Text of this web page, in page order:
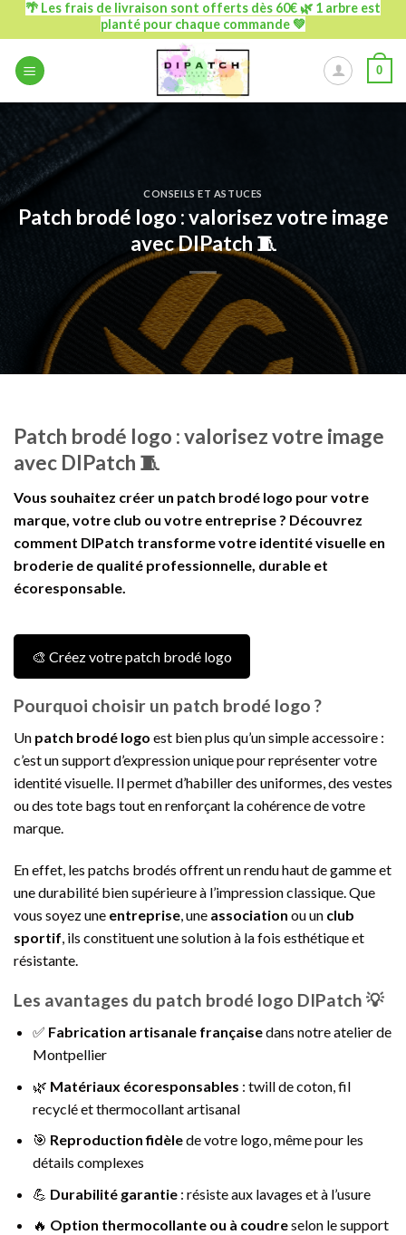
Passer
contenu
🌴 Les frais de livraison sont offerts dès 60€ 🌿 1 arbre est
planté pour chaque commande 💚
0
CONSEILS ET ASTUCES
Patch brodé logo : valorisez votre image
avec DIPatch 🧵
Patch brodé logo : valorisez votre image
avec DIPatch 🧵
Vous souhaitez créer un patch brodé logo pour votre
marque, votre club ou votre entreprise ? Découvrez
comment DIPatch transforme votre identité visuelle en
broderie de qualité professionnelle, durable et
écoresponsable.
🎨 Créez votre patch brodé logo
Pourquoi choisir un patch brodé logo ?
Un patch brodé logo est bien plus qu’un simple accessoire :
c’est un support d’expression unique pour représenter votre
identité visuelle. Il permet d’habiller des uniformes, des vestes
ou des tote bags tout en renforçant la cohérence de votre
marque.
En effet, les patchs brodés offrent un rendu haut de gamme et
une durabilité bien supérieure à l’impression classique. Que
vous soyez une entreprise , une association ou un club
sportif , ils constituent une solution à la fois esthétique et
résistante.
Les avantages du patch brodé logo DIPatch 💡
✅ Fabrication artisanale françaisedans notre atelier de
Montpellier
🌿 Matériaux écoresponsables : twill de coton, fil
recyclé et thermocollant artisanal
🎯 Reproduction fidèlede votre logo, même pour les
détails complexes
💪 Durabilité garantie: résiste aux lavages et à l’usure
🔥 Option thermocollante ou à coudreselon le support